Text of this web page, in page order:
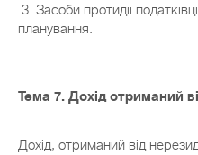
3. Засоби протидії
планування.
Тема 7. Дохід отриманий
Дохід, отриманий від